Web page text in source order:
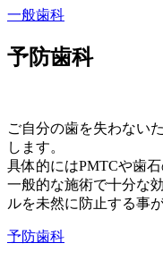
一般歯科
予防歯科
ご自分の歯を失わない
します。
具体的にはPMTCや歯
一般的な施術で十分な
ルを未然に防止する事
予防歯科